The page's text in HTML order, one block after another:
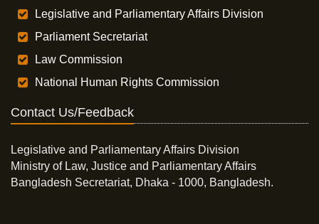
Legislative and Parliamentary Affairs Division
Parliament Secretariat
Law Commission
National Human Rights Commission
Contact Us/Feedback
Legislative and Parliamentary Affairs Division
Ministry of Law, Justice and Parliamentary Affairs
Bangladesh Secretariat, Dhaka - 1000, Bangladesh.